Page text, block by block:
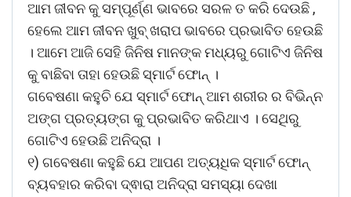
ଆମ ଜୀବନ କୁ ସମ୍ପୂର୍ଣ୍ଣ ଭାବରେ ସରଳ ତ କରି ଦେଉଛି ,
ହେଲେ ଆମ ଜୀବନ ଖୁବ୍ ଖରାପ ଭାବରେ ପ୍ରଭାବିତ ହେଉଛି
। ଆମେ ଆଜି ସେହି ଜିନିଷ ମାନଙ୍କ ମଧ୍ୟରୁ ଗୋଟିଏ ଜିନିଷ
କୁ ବାଛିବା ତାହା ହେଉଛି ସ୍ମାର୍ଟ ଫୋନ୍ ।
ଗବେଷଣା କହୁଚି ଯେ ସ୍ମାର୍ଟ ଫୋନ୍ ଆମ ଶରୀର ର ବିଭିନ୍ନ
ଅଙ୍ଗ ପ୍ରତ୍ୟଙ୍ଗ କୁ ପ୍ରଭାବିତ କରିଥାଏ । ସେଥିରୁ
ଗୋଟିଏ ହେଉଛି ଅନିଦ୍ରା ।
୧) ଗବେଷଣା କହୁଛି ଯେ ଆପଣ ଅତ୍ୟଧିକ ସ୍ମାର୍ଟ ଫୋନ୍
ବ୍ୟବହାର କରିବା ଦ୍ଵାରା ଅନିଦ୍ରା ସମସ୍ୟା ଦେଖା